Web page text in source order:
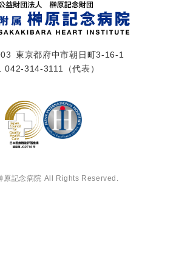
東京都府中市朝日町3-16-1
042-314-3111 （代表）
記念病院 All Rights Reserved.